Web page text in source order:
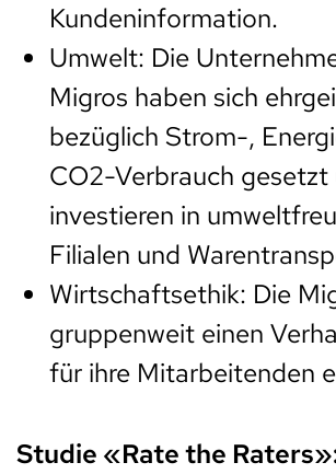
Kundeninformation.
Umwelt: Die
Migros haben sich
bezüglich Strom-,
CO2-Verbrauch gesetzt
investieren in
Filialen und
Wirtschaftsethik: Die
gruppenweit einen
für ihre Mitarbeitenden
Studie «Rate the